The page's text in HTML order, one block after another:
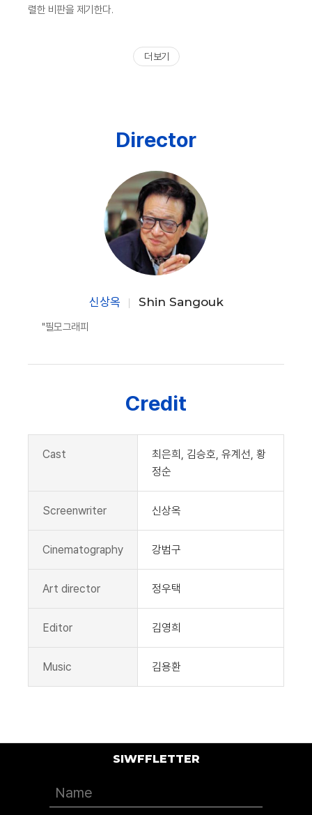
렬한 비판을 제기한다.
더 보기
Director
신상옥 Shin Sangouk
"필모그래피
Credit
Cast
최은희, 김승호, 유계선, 황
정순
Screenwriter 신상옥
Cinematography 강범구
Art director 정우택
Editor 김영희
Music 김용환
SIWFFLETTER